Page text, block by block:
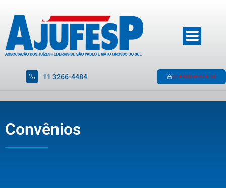
11 3266-4484 ACESSO RESTRITO
Convênios